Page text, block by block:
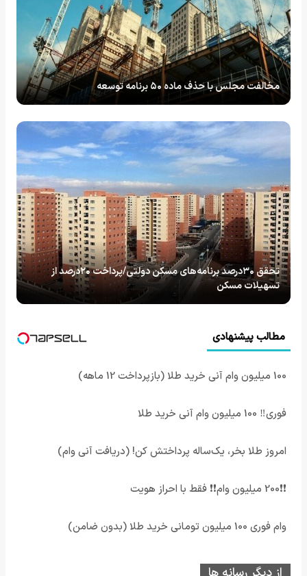
مخالفت مجلس با حذف ماده ۵۰ برنامه توسعه
تحقق ۳۰درصد برنامه‌های مسکن دولتی/پرداخت ۲۰درصد از
تسهیلات مسکن
مطالب پیشنهادی
100 میلیون وام آنی خرید طلا (بازپرداخت 12 ماهه)
فوری‼️ 100 میلیون وام آنی خرید طلا
امروز طلا بخر، یک‌ساله پرداختش کن! (دریافت آنی وام)
❗❗200 میلیون وام❗❗ فقط با احراز هویت
وام فوری 100 میلیون تومانی خرید طلا (بدون ضامن)